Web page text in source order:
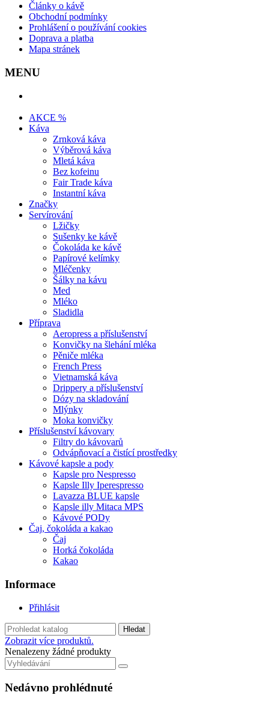
Články o kávě
Obchodní podmínky
Prohlášení o používání cookies
Doprava a platba
Mapa stránek
MENU
AKCE %
Káva
Zrnková káva
Výběrová káva
Mletá káva
Bez kofeinu
Fair Trade káva
Instantní káva
Značky
Servírování
Lžičky
Sušenky ke kávě
Čokoláda ke kávě
Papírové kelímky
Mléčenky
Šálky na kávu
Med
Mléko
Sladidla
Příprava
Aeropress a příslušenství
Konvičky na šlehání mléka
Pěniče mléka
French Press
Vietnamská káva
Drippery a příslušenství
Dózy na skladování
Mlýnky
Moka konvičky
Příslušenství kávovary
Filtry do kávovarů
Odvápňovací a čistící prostředky
Kávové kapsle a pody
Kapsle pro Nespresso
Kapsle Illy Iperespresso
Lavazza BLUE kapsle
Kapsle illy Mitaca MPS
Kávové PODy
Čaj, čokoláda a kakao
Čaj
Horká čokoláda
Kakao
Informace
Přihlásit
Hledat
Zobrazit více produktů.
Nenalezeny žádné produkty
Nedávno prohlédnuté